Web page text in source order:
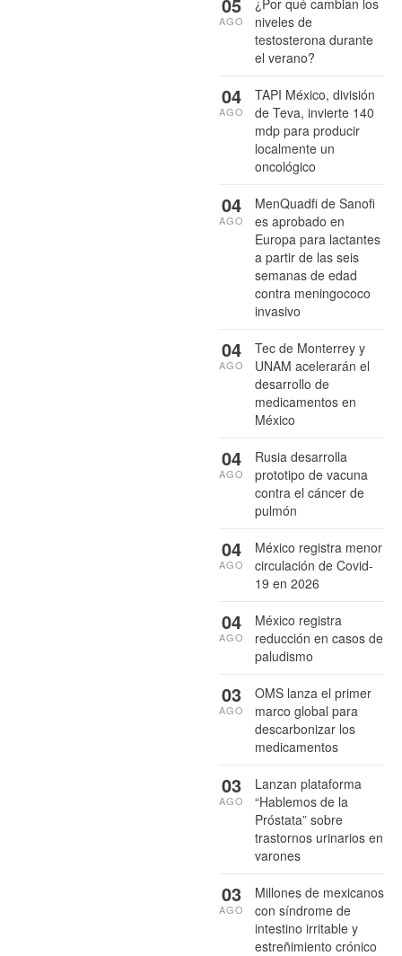
niveles de
testosterona durante
el verano?
AGO
TAPI México, división
de Teva, invierte 140
mdp para producir
localmente un
oncológico
04
AGO
MenQuadfi de Sanofi
es aprobado en
Europa para lactantes
a partir de las seis
semanas de edad
contra meningococo
invasivo
04
AGO
Tec de Monterrey y
UNAM acelerarán el
desarrollo de
medicamentos en
México
04
AGO
Rusia desarrolla
prototipo de vacuna
contra el cáncer de
pulmón
04
AGO
México registra menor
circulación de Covid-
19 en 2026
04
AGO
México registra
reducción en casos de
paludismo
04
AGO
OMS lanza el primer
marco global para
descarbonizar los
medicamentos
03
AGO
Lanzan plataforma
“Hablemos de la
Próstata” sobre
trastornos urinarios en
varones
03
AGO
Millones de mexicanos
con síndrome de
intestino irritable y
estreñimiento crónico
03
AGO